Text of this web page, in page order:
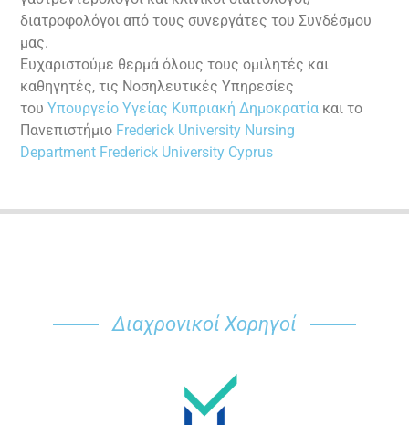
διατροφολόγοι από τους συνεργάτες του Συνδέσμου
μας.
Ευχαριστούμε θερμά όλους τους ομιλητές και
καθηγητές, τις Νοσηλευτικές Υπηρεσίες
τουΥπουργείο Υγείας Κυπριακή Δημοκρατία και το
Πανεπιστήμιο Frederick University Nursing
Department Frederick University Cyprus
Διαχρονικοί Χορηγοί